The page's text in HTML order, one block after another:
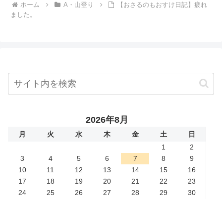
ホーム A・山登り
【おさるのもおすけ日記】疲れ
ました。
2026年8月
月 火 水 木 金 土
日
1
2
3
4 5 6 7 8
9
10
11 12 13 14 15
16
17
18 19 20 21 22
23
24
25 26 27 28 29
30